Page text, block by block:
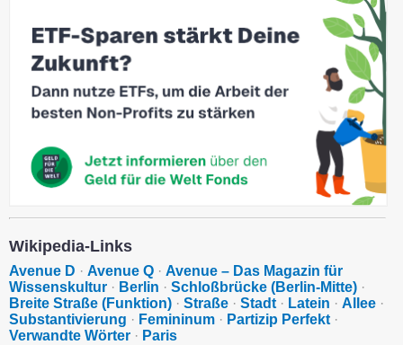
Wikipedia-Links
Avenue D · Avenue Q · Avenue – Das Magazin für
Wissenskultur · Berlin · Schloßbrücke (Berlin-Mitte) ·
Breite Straße (Funktion) · Straße · Stadt · Latein · Allee ·
Substantivierung · Femininum · Partizip Perfekt ·
Verwandte Wörter · Paris